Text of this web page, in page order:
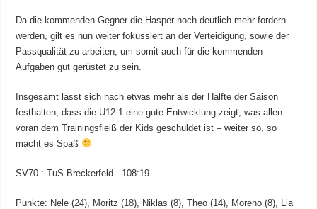
Da die kommenden Gegner die Hasper noch deutlich mehr fordern
werden, gilt es nun weiter fokussiert an der Verteidigung, sowie der
Passqualität zu arbeiten, um somit auch für die kommenden
Aufgaben gut gerüstet zu sein.
Insgesamt lässt sich nach etwas mehr als der Hälfte der Saison
festhalten, dass die U12.1 eine gute Entwicklung zeigt, was allen
voran dem Trainingsfleiß der Kids geschuldet ist – weiter so, so
macht es Spaß
SV70 : TuS Breckerfeld 108:19
Punkte: Nele (24), Moritz (18), Niklas (8), Theo (14), Moreno (8), Lia